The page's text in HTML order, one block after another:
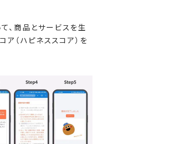
、商品とサービスを生
（ハピネススコア）を